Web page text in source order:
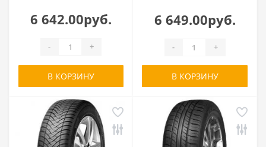
6 642.00руб.
- +
В КОРЗИНУ
6 649.00руб.
- +
В КОРЗИНУ